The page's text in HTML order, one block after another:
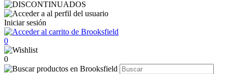
Iniciar sesión
0
0